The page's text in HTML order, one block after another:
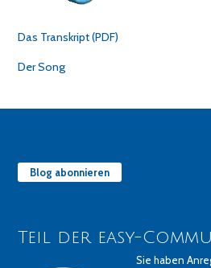
Das Transkript (PDF)
Der Song
Blog abonnieren
Teil der easy-
Sie haben